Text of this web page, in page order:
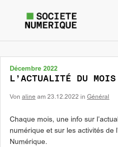
Décembre 2022
L’ACTUALITÉ DU MOIS
Von aline am 23.12.2022 in Général
Chaque mois, une info sur
numérique et sur les activités de
Numérique.